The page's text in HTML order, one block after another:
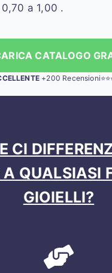
0,70 a 1,00 .
CATALOGO
+200
CI
A QUALSIASI
GIOIELLI?